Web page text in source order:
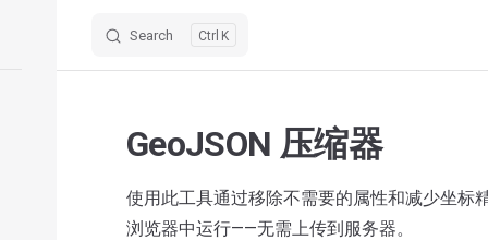
Search K
GeoJSON 压缩器
使用此工具通过移除不需要的属性和减少坐标
浏览器中运行——无需上传到服务器。